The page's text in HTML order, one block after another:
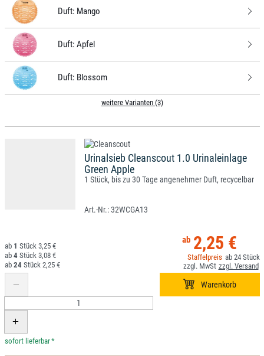
Duft: Mango
Duft: Apfel
Duft: Blossom
weitere Varianten (3)
Urinalsieb Cleanscout 1.0 Urinaleinlage
Green Apple
1 Stück, bis zu 30 Tage angenehmer Duft, recycelbar
32WCGA13
2,25 €
24
1
3,25 €
4
3,08 €
24
2,25 €
*